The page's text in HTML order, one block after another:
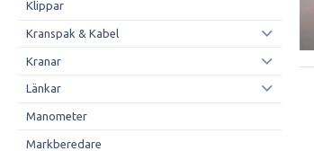
Klippar
Kranspak & Kabel
Kranar
Länkar
Manometer
Markberedare